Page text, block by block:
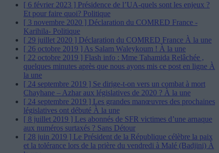
[ 6 février 2023 ] Présidence de l’UA-quels sont les enjeux ?
Et pour faire quoi? Politique
[ 3 novembre 2020 ] Déclaration du COMRED France -
Karihila- Politique
[ 29 juillet 2020 ] Déclaration du COMRED France À la une
[ 26 octobre 2019 ] As Salam Waleykoum ! À la une
[ 22 octobre 2019 ] Flash info : Mme Tahamida Relâchée ,
quelques minutes après que nous ayons mis ce post en ligne À
la une
[ 24 septembre 2019 ] Se dirige-t-on vers un combat à mort
Chayhane – Azhar aux législatives de 2020 ? À la une
[ 24 septembre 2019 ] Les grandes manœuvres des prochaines
législatives ont débuté À la une
[ 8 juillet 2019 ] Les abonnés de SFR victimes d’une arnaque
aux numéros surtaxés ? Sans Détour
[ 28 juin 2019 ] Le Président de la République célèbre la paix
et la tolérance lors de la prière du vendredi à Malé (Badjini) À